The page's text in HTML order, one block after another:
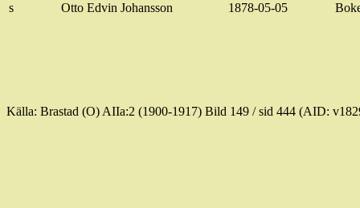
s Otto Edvin Johansson 1878-05-05
Källa: Brastad (O) AIIa:2 (1900-1917) Bild 149 / sid 444 (AID: